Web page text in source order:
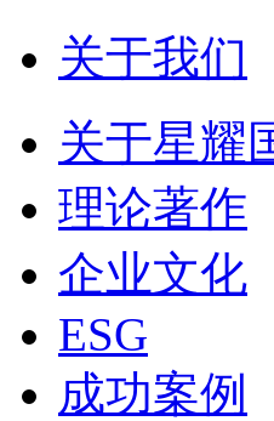
关于我们
关于星耀
理论著作
企业文化
ESG
成功案例